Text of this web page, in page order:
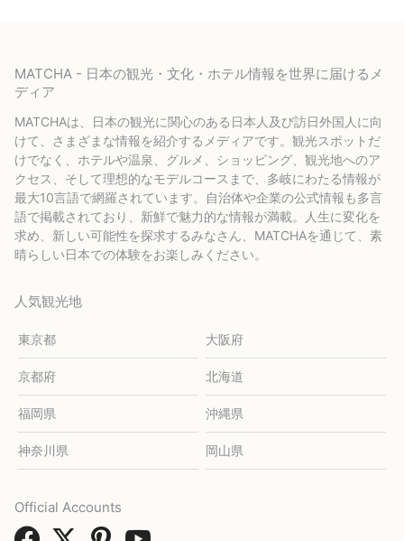
MATCHA - 日本の観光・文化・ホテル情報を世界に届けるメ
ディア
MATCHAは、日本の観光に関心のある日本人及び訪日外国人に向
けて、さまざまな情報を紹介するメディアです。観光スポットだ
けでなく、ホテルや温泉、グルメ、ショッピング、観光地へのア
クセス、そして理想的なモデルコースまで、多岐にわたる情報が
最大10言語で網羅されています。自治体や企業の公式情報も多言
語で掲載されており、新鮮で魅力的な情報が満載。人生に変化を
求め、新しい可能性を探求するみなさん、MATCHAを通じて、素
晴らしい日本での体験をお楽しみください。
人気観光地
東京都 大阪府
京都府 北海道
福岡県 沖縄県
神奈川県 岡山県
Official Accounts